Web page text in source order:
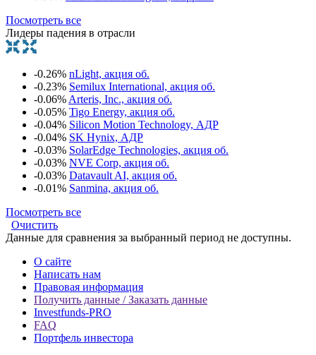
Посмотреть все
Лидеры падения в отрасли
-0.26% nLight, акция об.
-0.23% Semilux International, акция об.
-0.06%Arteris, Inc., акция об.
-0.05% Tigo Energy, акция об.
-0.04% Silicon Motion Technology, АДР
-0.04% SK Hynix, АДР
-0.03% SolarEdge Technologies, акция об.
-0.03% NVE Corp, акция об.
-0.03% Datavault AI, акция об.
-0.01% Sanmina, акция об.
Посмотреть все
Очистить
Данные для сравнения за выбранный период не доступны.
О сайте
Написать нам
Правовая информация
Получить данные / Заказать данные
Investfunds-PRO
FAQ
Портфель инвестора